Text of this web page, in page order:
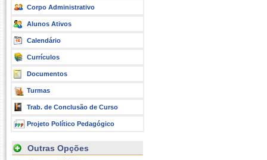
Corpo Administrativo
Alunos Ativos
Calendário
Currículos
Documentos
Turmas
Trab. de Conclusão de Curso
Projeto Político Pedagógico
Outras Opções